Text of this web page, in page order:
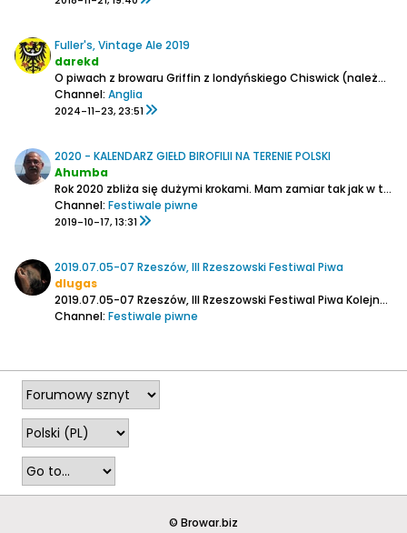
Fuller's, Vintage Ale 2019
darekd
O piwach z browaru Griffin z londyńskiego Chiswick (należącego do Asahi) z tej serii była dawno temu już mowa:
Channel: Anglia
2024-11-23, 23:51
2020 - KALENDARZ GIEŁD BIROFILII NA TERENIE POLSKI
Ahumba
Rok 2020 zbliża się dużymi krokami. Mam zamiar tak jak w tym roku prowadzić kalendarz giełd kolekcjonerskich dla piwomaniaków organizowanych na terenie Polski.
Channel: Festiwale piwne
2019-10-17, 13:31
2019.07.05-07 Rzeszów, III Rzeszowski Festiwal Piwa
dlugas
2019.07.05-07 Rzeszów, III Rzeszowski Festiwal PiwaKolejna edycja
Channel: Festiwale piwne
© Browar.biz